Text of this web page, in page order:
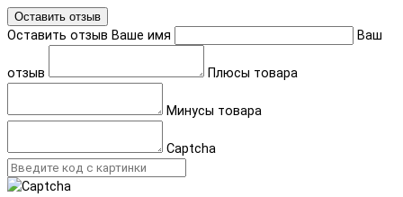
Оставить отзыв
Оставить отзыв Ваше имя Ваш
отзыв Плюсы товара
Минусы товара
Captcha